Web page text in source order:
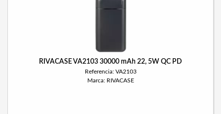
RIVACASE VA2103 30000 mAh 22, 5W QC PD
Referencia: VA2103
Marca: RIVACASE